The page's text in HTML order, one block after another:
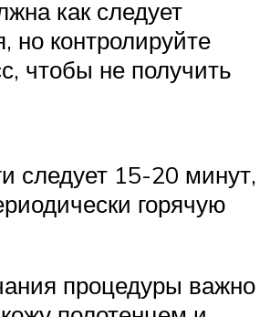
как следует
но контролируйте
чтобы не получить
следует 15-20 минут,
горячую
процедуры важно